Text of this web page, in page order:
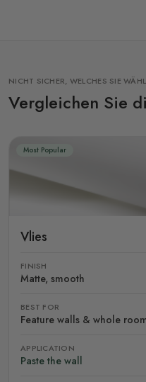
NICHT SICHER, WELCHES SIE
Vergleichen Sie
Most Popular
Vlies
FINISH
Matte, smooth
BEST FOR
Feature walls & whole
APPLICATION
Paste the wall